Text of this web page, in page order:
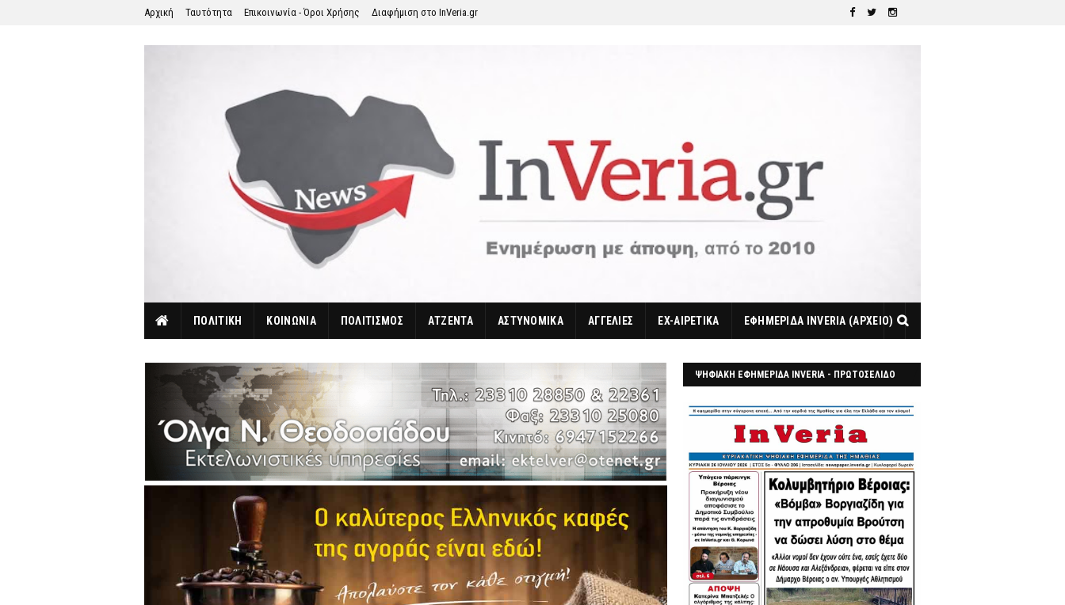
Αρχική Ταυτότητα Επικοινωνία - Όροι Χρήσης Διαφήμιση στο InVeria.gr
ΠΟΛΙΤΙΚΗ ΚΟΙΝΩΝΙΑ ΠΟΛΙΤΙΣΜΟΣ ΑΤΖΕΝΤΑ ΑΣΤΥΝΟΜΙΚΑ ΑΓΓΕΛΙΕΣ EX-ΑΙΡΕΤΙΚΑ ΕΦΗΜΕΡΙΔΑ INVERIA (ΑΡΧΕΙΟ)
ΨΗΦΙΑΚΗ ΕΦΗΜΕΡΙΔΑ INVERIA - ΠΡΩΤΟΣΕΛΙΔΟ